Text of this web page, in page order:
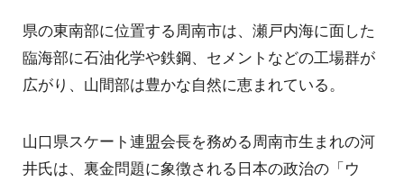
県の東南部に位置する周南市は、瀬戸内海に面した
臨海部に石油化学や鉄鋼、セメントなどの工場群が
広がり、山間部は豊かな自然に恵まれている。
山口県スケート連盟会長を務める周南市生まれの河
井氏は、裏金問題に象徴される日本の政治の「ウ